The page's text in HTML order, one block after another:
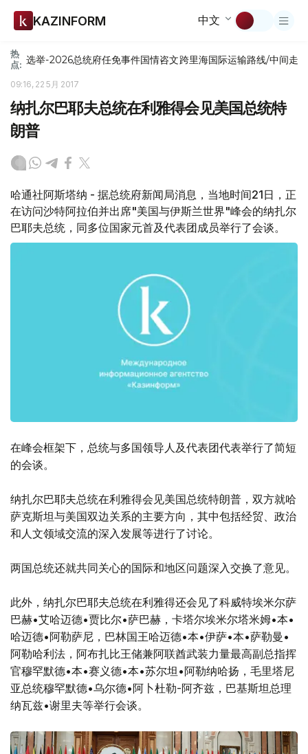
KAZINFORM 中文
热
点: 选举-2026总统府任免事件国情咨文跨里海国际运输路线/中间走廊
09:16, 22 5月 2017
纳扎尔巴耶夫总统在利雅得会见美国总统特
朗普
哈通社阿斯塔纳 - 据总统府新闻局消息，当地时间21日，正
在访问沙特阿拉伯并出席"美国与伊斯兰世界"峰会的纳扎尔
巴耶夫总统，同多位国家元首及代表团成员举行了会谈。
在峰会框架下，总统与多国领导人及代表团代表举行了简短
的会谈。
纳扎尔巴耶夫总统在利雅得会见美国总统特朗普，双方就哈
萨克斯坦与美国双边关系的主要方向，其中包括经贸、政治
和人文领域交流的深入发展等进行了讨论。
两国总统还就共同关心的国际和地区问题深入交换了意见。
此外，纳扎尔巴耶夫总统在利雅得还会见了科威特埃米尔萨
巴赫•艾哈迈德•贾比尔•萨巴赫，卡塔尔埃米尔塔米姆•本•
哈迈德•阿勒萨尼，巴林国王哈迈德•本•伊萨•本•萨勒曼•
阿勒哈利法，阿布扎比王储兼阿联酋武装力量最高副总指挥
官穆罕默德•本•赛义德•本•苏尔坦•阿勒纳哈扬，毛里塔尼
亚总统穆罕默德•乌尔德•阿卜杜勒-阿齐兹，巴基斯坦总理
纳瓦兹•谢里夫等举行会谈。